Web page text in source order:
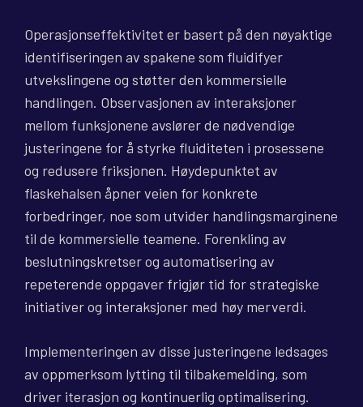
Operasjonseffektivitet er basert på den nøyaktige
identifiseringen av spakene som fluidifyer
utvekslingene og støtter den kommersielle
handlingen. Observasjonen av interaksjoner
mellom funksjonene avslører de nødvendige
justeringene for å styrke fluiditeten i prosessene
og redusere friksjonen. Høydepunktet av
flaskehalsen åpner veien for konkrete
forbedringer, noe som utvider handlingsmarginene
til de kommersielle teamene. Forenkling av
beslutningskretser og automatisering av
repeterende oppgaver frigjør tid for strategiske
initiativer og interaksjoner med høy merverdi.
Implementeringen av disse justeringene ledsages
av oppmerksom lytting til tilbakemelding, som
driver iterasjon og kontinuerlig optimalisering.